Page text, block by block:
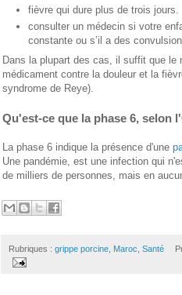
fièvre qui dure plus de trois jours.
consulter un médecin si votre
constante ou s’il a des
Dans la plupart des cas, il suffit que le
médicament contre la douleur et la
syndrome de Reye).
Qu'est-ce que la phase 6, selon
La phase 6 indique la présence d'une
Une pandémie, est une infection qui
de milliers de personnes, mais en
Rubriques : grippe porcine Maroc Santé